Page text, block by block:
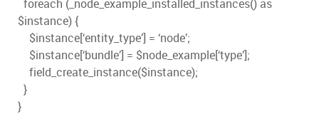
foreach (_node_example_installed_instances() as
$instance) {
$instance[‘entity_type’] = ‘node’;
$instance[‘bundle’] = $node_example[‘type’];
field_create_instance($instance);
}
}